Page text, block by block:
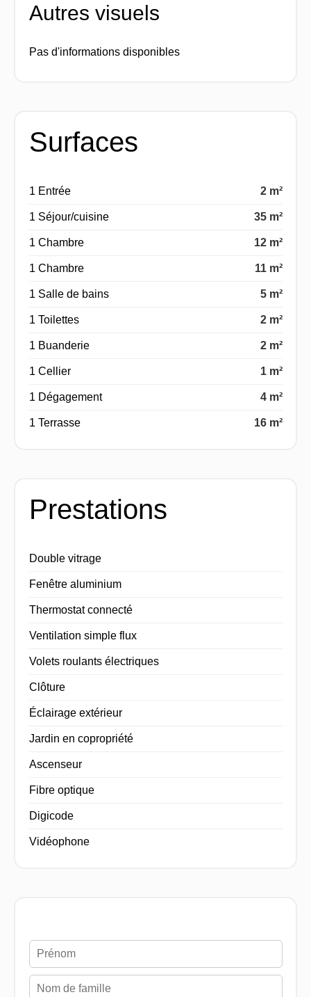
Autres visuels
Pas d'informations disponibles
Surfaces
1 Entrée 2 m²
1 Séjour/cuisine 35 m²
1 Chambre 12 m²
1 Chambre 11 m²
1 Salle de bains 5 m²
1 Toilettes 2 m²
1 Buanderie 2 m²
1 Cellier 1 m²
1 Dégagement 4 m²
1 Terrasse 16 m²
Prestations
Double vitrage
Fenêtre aluminium
Thermostat connecté
Ventilation simple flux
Volets roulants électriques
Clôture
Éclairage extérieur
Jardin en copropriété
Ascenseur
Fibre optique
Digicode
Vidéophone